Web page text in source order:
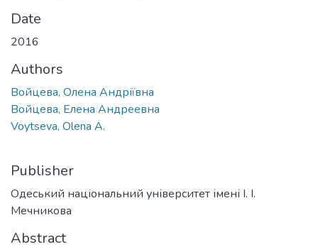
Date
2016
Authors
Войцева, Олена Андріївна
Войцева, Елена Андреевна
Voytseva, Olena A.
Publisher
Одеський національний університет імені І. І.
Мечникова
Abstract